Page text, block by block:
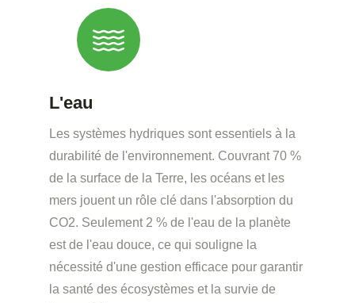
L'eau
Les systèmes hydriques sont essentiels à la
durabilité de l'environnement. Couvrant 70 %
de la surface de la Terre, les océans et les
mers jouent un rôle clé dans l'absorption du
CO2. Seulement 2 % de l'eau de la planète
est de l'eau douce, ce qui souligne la
nécessité d'une gestion efficace pour garantir
la santé des écosystèmes et la survie de